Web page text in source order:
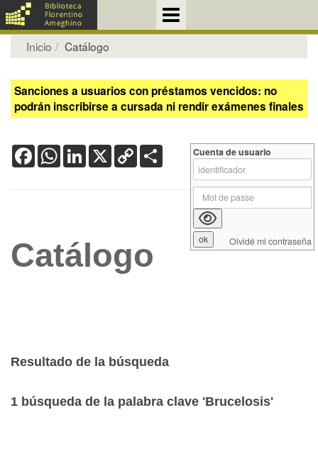
Inicio Catálogo
Sanciones a usuarios con préstamos vencidos: no
podrán inscribirse a cursada ni rendir exámenes finales
FacebookWhatsApp
LinkedIn
X Copy
Link
Catálogo
Resultado de la búsqueda
1 búsqueda de la palabra clave 'Brucelosis'
Cuenta de usuario
Olvidé mi contraseña